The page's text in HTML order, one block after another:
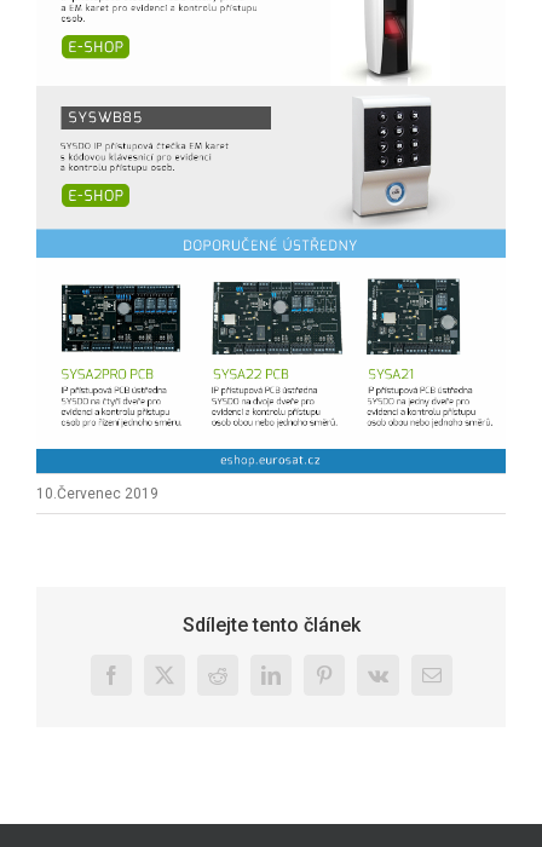
10.Červenec 2019
Sdílejte tento článek
Facebook
X RedditLinkedInPinterest
Vk
E-